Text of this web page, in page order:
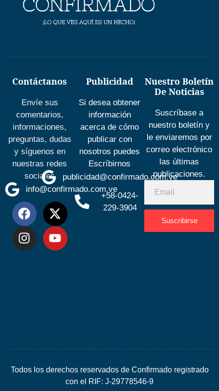
Contáctanos
Envíe sus
comentarios,
informaciones,
preguntas, dudas
y síguenos en
nuestras redes
sociales
info@confirmado.com.ve
Publicidad
Si desea obtener
información
acerca de cómo
publicar con
nosotros puedes
Escríbirnos
publicidad@confirmado.com.ve
+58-0424-
229-3904
Nuestro Boletín
De Noticias
Suscríbase a
nuestro boletín y
le enviaremos por
correo electrónico
las últimas
publicaciones.
Suscribirse
Todos los derechos reservados de Confirmado registrado
con el RIF: J-29778546-9